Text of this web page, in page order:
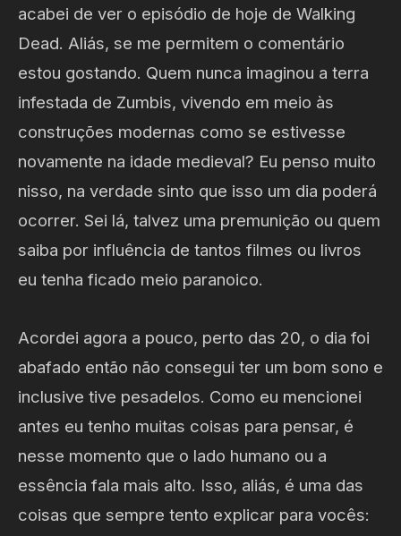
acabei de ver o episódio de hoje de Walking
Dead. Aliás, se me permitem o comentário
estou gostando. Quem nunca imaginou a terra
infestada de Zumbis, vivendo em meio às
construções modernas como se estivesse
novamente na idade medieval? Eu penso muito
nisso, na verdade sinto que isso um dia poderá
ocorrer. Sei lá, talvez uma premunição ou quem
saiba por influência de tantos filmes ou livros
eu tenha ficado meio paranoico.
Acordei agora a pouco, perto das 20, o dia foi
abafado então não consegui ter um bom sono e
inclusive tive pesadelos. Como eu mencionei
antes eu tenho muitas coisas para pensar, é
nesse momento que o lado humano ou a
essência fala mais alto. Isso, aliás, é uma das
coisas que sempre tento explicar para vocês: